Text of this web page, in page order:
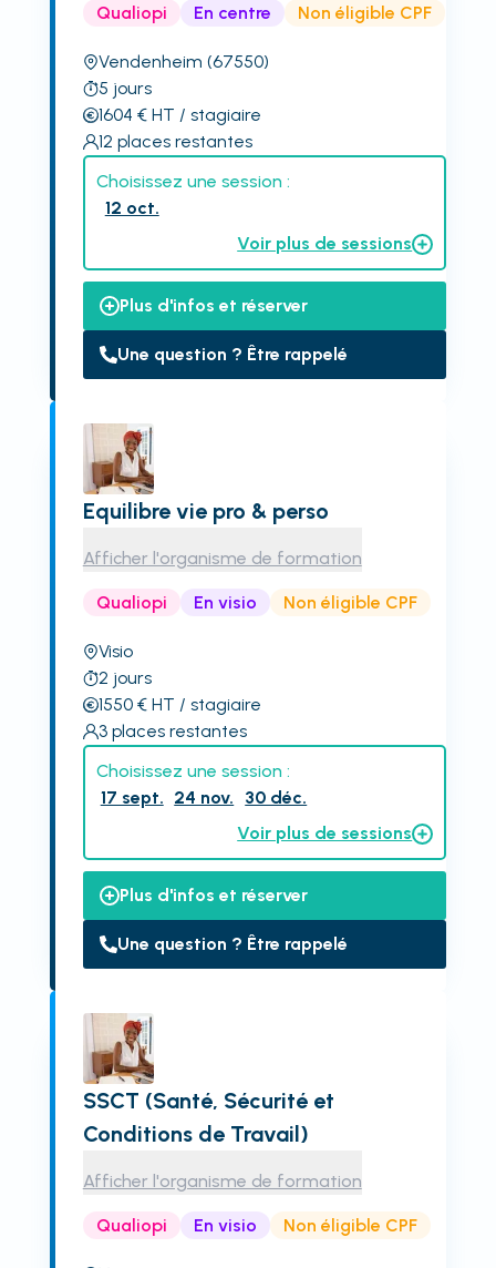
Qualiopi En centre Non éligible CPF
Vendenheim (67550)
5 jours
1604 € HT / stagiaire
12 places restantes
Choisissez une session :
12 oct.
Voir plus de sessions
Plus d'infos et réserver
Une question ? Être rappelé
Equilibre vie pro & perso
Afficher l'organisme de formation
Qualiopi En visio Non éligible CPF
Visio
2 jours
1550€ HT / stagiaire
3 places restantes
Choisissez une session :
17 sept. 24 nov.
30 déc.
Voir plus de sessions
Plus d'infos et réserver
Une question ? Être rappelé
SSCT (Santé, Sécurité et
Conditions de Travail)
Afficher l'organisme de formation
Qualiopi En visio Non éligible CPF